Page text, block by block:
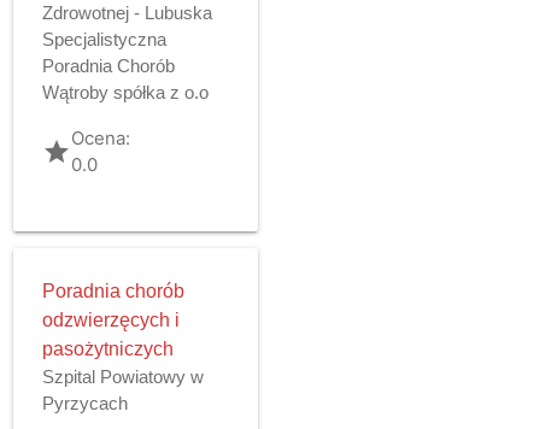
Zdrowotnej - Lubuska
Specjalistyczna
Poradnia Chorób
Wątroby spółka z o.o
gradeOcena:
0.0
Poradnia chorób
odzwierzęcych i
pasożytniczych
Szpital Powiatowy w
Pyrzycach